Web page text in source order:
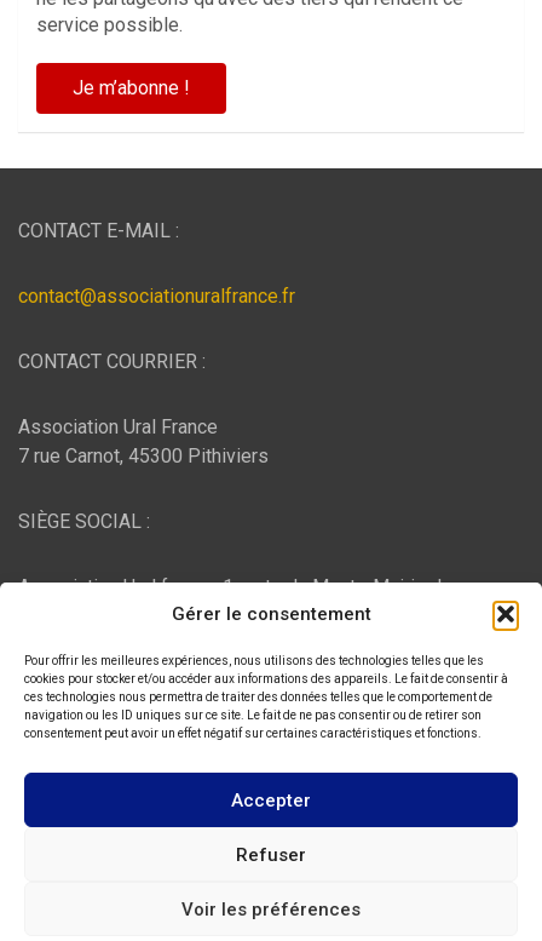
Gérer le consentement
Pour offrir les meilleures expériences, nous utilisons des technologies telles que les
cookies pour stocker et/ou accéder aux informations des appareils. Le fait de consentir à
ces technologies nous permettra de traiter des données telles que le comportement de
navigation ou les ID uniques sur ce site. Le fait de ne pas consentir ou de retirer son
consentement peut avoir un effet négatif sur certaines caractéristiques et fonctions.
Accepter
Refuser
Voir les préférences
service possible.
CONTACT E-MAIL :
contact@associationuralfrance.fr
CONTACT COURRIER :
Association Ural France
7 rue Carnot, 45300 Pithiviers
SIÈGE SOCIAL :
Association Ural france, 1 route du Mont - Mairie de
Bujaleuf, 87460 Bujaleuf
HÉBERGEMENT :
, Chemin des Pardiaux, 63000 Clermont-Ferrand
ASSOCIATION URAL FRANCE
Fièrement propulsé par :